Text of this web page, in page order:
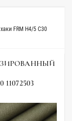
FRM H4/5 C30